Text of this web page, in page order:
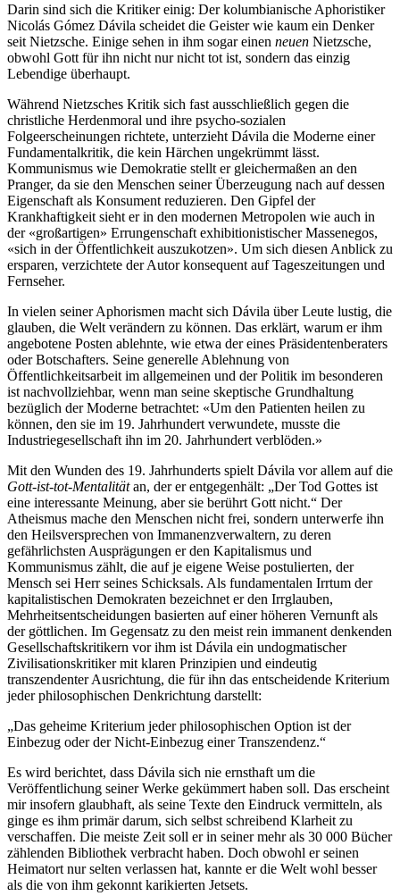
Darin sind sich die Kritiker einig: Der kolumbianische Aphoristiker
Nicolás Gómez Dávila scheidet die Geister wie kaum ein Denker
seit Nietzsche. Einige sehen in ihm sogar einen neuen Nietzsche,
obwohl Gott für ihn nicht nur nicht tot ist, sondern das einzig
Lebendige überhaupt.
Während Nietzsches Kritik sich fast ausschließlich gegen die
christliche Herdenmoral und ihre psycho-sozialen
Folgeerscheinungen richtete, unterzieht Dávila die Moderne einer
Fundamentalkritik, die kein Härchen ungekrümmt lässt.
Kommunismus wie Demokratie stellt er gleichermaßen an den
Pranger, da sie den Menschen seiner Überzeugung nach auf dessen
Eigenschaft als Konsument reduzieren. Den Gipfel der
Krankhaftigkeit sieht er in den modernen Metropolen wie auch in
der «großartigen» Errungenschaft exhibitionistischer Massenegos,
«sich in der Öffentlichkeit auszukotzen». Um sich diesen Anblick zu
ersparen, verzichtete der Autor konsequent auf Tageszeitungen und
Fernseher.
In vielen seiner Aphorismen macht sich Dávila über Leute lustig, die
glauben, die Welt verändern zu können. Das erklärt, warum er ihm
angebotene Posten ablehnte, wie etwa der eines Präsidentenberaters
oder Botschafters. Seine generelle Ablehnung von
Öffentlichkeitsarbeit im allgemeinen und der Politik im besonderen
ist nachvollziehbar, wenn man seine skeptische Grundhaltung
bezüglich der Moderne betrachtet: «Um den Patienten heilen zu
können, den sie im 19. Jahrhundert verwundete, musste die
Industriegesellschaft ihn im 20. Jahrhundert verblöden.»
Mit den Wunden des 19. Jahrhunderts spielt Dávila vor allem auf die
Gott-ist-tot-Mentalitätan, der er entgegenhält: „Der Tod Gottes ist
eine interessante Meinung, aber sie berührt Gott nicht.“ Der
Atheismus mache den Menschen nicht frei, sondern unterwerfe ihn
den Heilsversprechen von Immanenzverwaltern, zu deren
gefährlichsten Ausprägungen er den Kapitalismus und
Kommunismus zählt, die auf je eigene Weise postulierten, der
Mensch sei Herr seines Schicksals. Als fundamentalen Irrtum der
kapitalistischen Demokraten bezeichnet er den Irrglauben,
Mehrheitsentscheidungen basierten auf einer höheren Vernunft als
der göttlichen. Im Gegensatz zu den meist rein immanent denkenden
Gesellschaftskritikern vor ihm ist Dávila ein undogmatischer
Zivilisationskritiker mit klaren Prinzipien und eindeutig
transzendenter Ausrichtung, die für ihn das entscheidende Kriterium
jeder philosophischen Denkrichtung darstellt:
„Das geheime Kriterium jeder philosophischen Option ist der
Einbezug oder der Nicht-Einbezug einer Transzendenz.“
Es wird berichtet, dass Dávila sich nie ernsthaft um die
Veröffentlichung seiner Werke gekümmert haben soll. Das erscheint
mir insofern glaubhaft, als seine Texte den Eindruck vermitteln, als
ginge es ihm primär darum, sich selbst schreibend Klarheit zu
verschaffen. Die meiste Zeit soll er in seiner mehr als 30 000 Bücher
zählenden Bibliothek verbracht haben. Doch obwohl er seinen
Heimatort nur selten verlassen hat, kannte er die Welt wohl besser
als die von ihm gekonnt karikierten Jetsets.